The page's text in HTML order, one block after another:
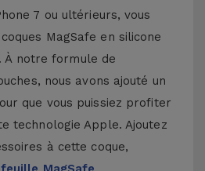
7 ou ultérieurs, vous
MagSafe en silicone
À notre formule de
nous avons ajouté un
que vous puissiez profiter
technologie Apple. Ajoutez
à cette coque,